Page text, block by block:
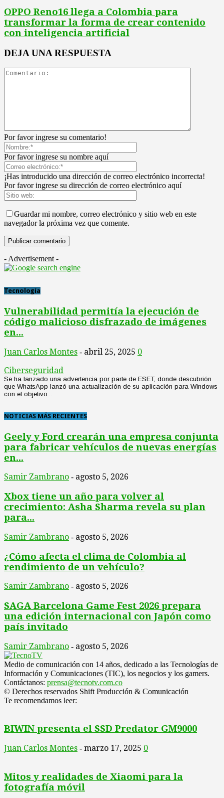
OPPO Reno16 llega a Colombia para
transformar la forma de crear contenido
con inteligencia artificial
DEJA UNA RESPUESTA
Por favor ingrese su comentario!
Por favor ingrese su nombre aquí
¡Has introducido una dirección de correo electrónico incorrecta!
Por favor ingrese su dirección de correo electrónico aquí
Guardar mi nombre, correo electrónico y sitio web en este
navegador la próxima vez que comente.
- Advertisement -
Tecnología
Vulnerabilidad permitía la ejecución de
código malicioso disfrazado de imágenes
en...
Juan Carlos Montes - abril 25, 2025 0
Ciberseguridad
Se ha lanzado una advertencia por parte de ESET, donde descubrión
que WhatsApp lanzó una actualización de su aplicación para Windows
con el objetivo...
NOTICIAS MÁS RECIENTES
Geely y Ford crearán una empresa conjunta
para fabricar vehículos de nuevas energías
en...
Samir Zambrano - agosto 5, 2026
Xbox tiene un año para volver al
crecimiento: Asha Sharma revela su plan
para...
Samir Zambrano - agosto 5, 2026
¿Cómo afecta el clima de Colombia al
rendimiento de un vehículo?
Samir Zambrano - agosto 5, 2026
SAGA Barcelona Game Fest 2026 prepara
una edición internacional con Japón como
país invitado
Samir Zambrano - agosto 5, 2026
Medio de comunicación con 14 años, dedicado a las Tecnologías de
Información y Comunicaciones (TIC), los negocios y los gamers.
Contáctanos: prensa@tecnotv.com.co
© Derechos reservados Shift Producción & Comunicación
Te recomendamos leer:
BIWIN presenta el SSD Predator GM9000
Juan Carlos Montes - marzo 17, 2025 0
Mitos y realidades de Xiaomi para la
fotografía móvil